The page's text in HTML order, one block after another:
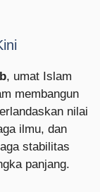
, umat Islam
membangun
nilai
ilmu, dan
stabilitas
panjang.